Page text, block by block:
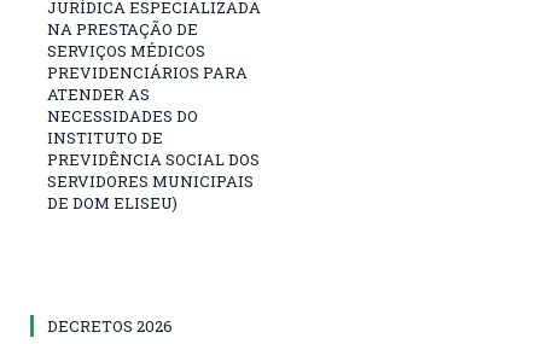
JURÍDICA ESPECIALIZADA
NA PRESTAÇÃO DE
SERVIÇOS MÉDICOS
PREVIDENCIÁRIOS PARA
ATENDER AS
NECESSIDADES DO
INSTITUTO DE
PREVIDÊNCIA SOCIAL DOS
SERVIDORES MUNICIPAIS
DE DOM ELISEU)
DECRETOS 2026